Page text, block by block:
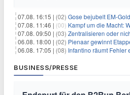
07.08. 16:15 | (02) Gose bejubelt EM-Gold -
07.08. 11:46 | (00) Kampf um die Macht: Wer
07.08. 09:50 | (03) Zentralisieren oder nicht?
06.08. 18:00 | (02) Pienaar gewinnt Etappe
06.08. 17:05 | (08) Infantino räumt Fehler ein
BUSINESS/PRESSE